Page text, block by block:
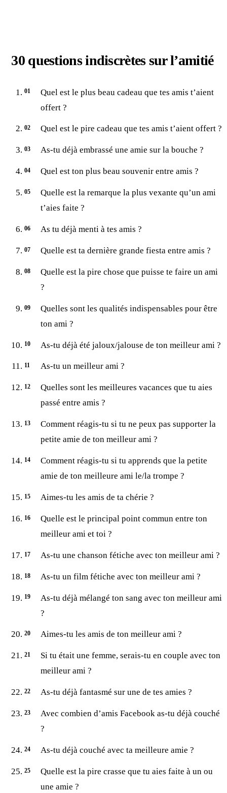
30 questions indiscrètes sur l’amitié
Quel est le plus beau cadeau que tes amis t’aient
offert ?
Quel est le pire cadeau que tes amis t’aient offert ?
As-tu déjà embrassé une amie sur la bouche ?
Quel est ton plus beau souvenir entre amis ?
Quelle est la remarque la plus vexante qu’un ami
t’aies faite ?
As tu déjà menti à tes amis ?
Quelle est ta dernière grande fiesta entre amis ?
Quelle est la pire chose que puisse te faire un ami
?
Quelles sont les qualités indispensables pour être
ton ami ?
As-tu déjà été jaloux/jalouse de ton meilleur ami ?
As-tu un meilleur ami ?
Quelles sont les meilleures vacances que tu aies
passé entre amis ?
Comment réagis-tu si tu ne peux pas supporter la
petite amie de ton meilleur ami ?
Comment réagis-tu si tu apprends que la petite
amie de ton meilleure ami le/la trompe ?
Aimes-tu les amis de ta chérie ?
Quelle est le principal point commun entre ton
meilleur ami et toi ?
As-tu une chanson fétiche avec ton meilleur ami ?
As-tu un film fétiche avec ton meilleur ami ?
As-tu déjà mélangé ton sang avec ton meilleur ami
?
Aimes-tu les amis de ton meilleur ami ?
Si tu était une femme, serais-tu en couple avec ton
meilleur ami ?
As-tu déjà fantasmé sur une de tes amies ?
Avec combien d’amis Facebook as-tu déjà couché
?
As-tu déjà couché avec ta meilleure amie ?
Quelle est la pire crasse que tu aies faite à un ou
une amie ?